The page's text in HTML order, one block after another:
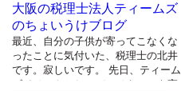
大阪の税理士法人ティームズ
のちょいうけブログ
最近、自分の子供が寄ってこなくな
ったことに気付いた、税理士の北井
です。寂しいです。 先日、ティーム
ズイベントとしてバーベキューを実